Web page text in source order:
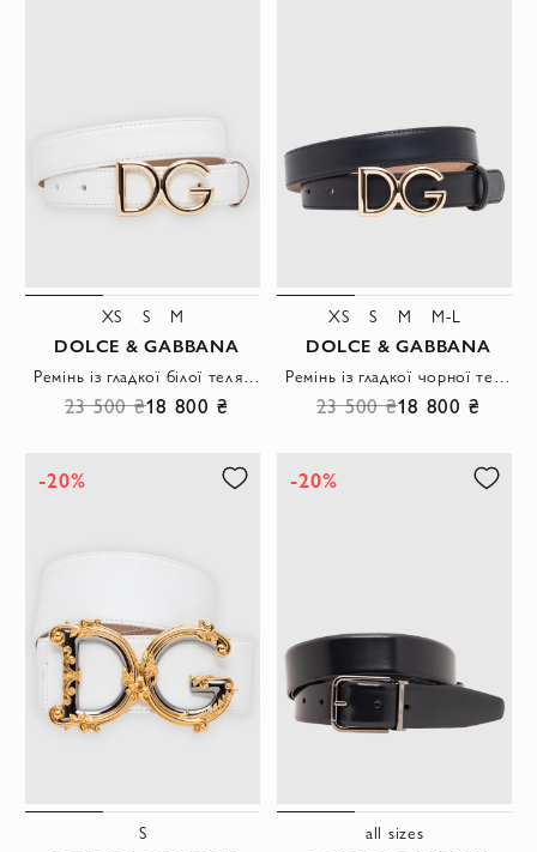
XS S M
DOLCE & GABBANA
Ремінь із гладкої білої телячої шкіри з логотипом DG
23 500 ₴18 800 ₴
XS S M M-L
DOLCE & GABBANA
Ремінь із гладкої чорної телячої шкіри з логотипом DG
23 500 ₴18 800 ₴
-20%
S
-20%
all sizes